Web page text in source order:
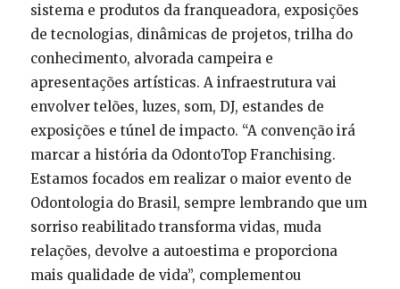
sistema e produtos da franqueadora, exposições
de tecnologias, dinâmicas de projetos, trilha do
conhecimento, alvorada campeira e
apresentações artísticas. A infraestrutura vai
envolver telões, luzes, som, DJ, estandes de
exposições e túnel de impacto. “A convenção irá
marcar a história da OdontoTop Franchising.
Estamos focados em realizar o maior evento de
Odontologia do Brasil, sempre lembrando que um
sorriso reabilitado transforma vidas, muda
relações, devolve a autoestima e proporciona
mais qualidade de vida”, complementou